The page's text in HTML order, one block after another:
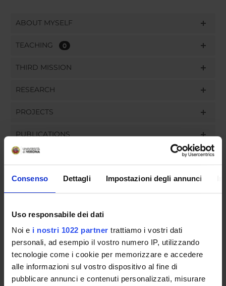
Consenso Dettagli Impostazioni degli annunci
Uso responsabile dei dati
Noi e i nostri 1022 partner trattiamo i vostri dati
personali, ad esempio il vostro numero IP, utilizzando
tecnologie come i cookie per memorizzare e accedere
alle informazioni sul vostro dispositivo al fine di
pubblicare annunci e contenuti personalizzati, misurare
ABOUT MYSELF
TEACHING 0
THIRD MISSION
RESEARCH
PROJECTS
PUBLICATIONS
ASSIGNMENTS
ORGANISATION
GOVERNANCE
COMMITTEES
DEPARTMENT ADMINISTRATION OFFICES